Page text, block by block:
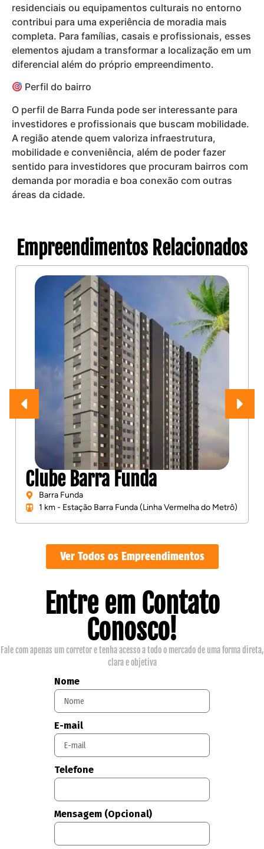
residenciais ou equipamentos culturais no entorno
contribui para uma experiência de moradia mais
completa. Para famílias, casais e profissionais, esses
elementos ajudam a transformar a localização em um
diferencial além do próprio empreendimento.
Perfil do bairro
O perfil de Barra Funda pode ser interessante para
investidores e profissionais que buscam mobilidade.
A região atende quem valoriza infraestrutura,
mobilidade e conveniência, além de poder fazer
sentido para investidores que procuram bairros com
demanda por moradia e boa conexão com outras
áreas da cidade.
Empreendimentos Relacionados
Clube Barra Funda
Barra Funda
1 km - Estação Barra Funda (Linha Vermelha do Metrô)
Ver Todos os Empreendimentos
Entre em Contato
Conosco!
Fale com apenas um corretor e tenha acesso a todo o mercado de uma forma direta,
clara e objetiva
Nome
E-mail
Telefone
Mensagem (Opcional)